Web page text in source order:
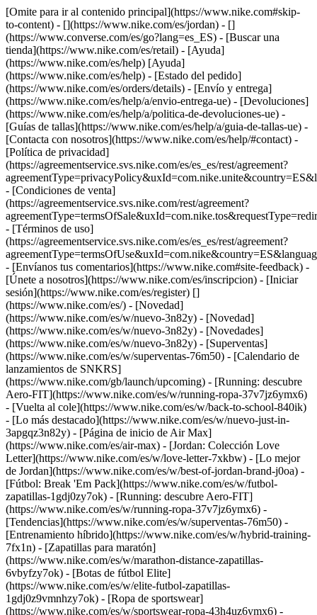
[Omite para ir al contenido principal](https://www.nike.com#skip-
to-content) - [](https://www.nike.com/es/jordan) - []
(https://www.converse.com/es/go?lang=es_ES) - [Buscar una
tienda](https://www.nike.com/es/retail) - [Ayuda]
(https://www.nike.com/es/help) [Ayuda]
(https://www.nike.com/es/help) - [Estado del pedido]
(https://www.nike.com/es/orders/details) - [Envío y entrega]
(https://www.nike.com/es/help/a/envio-entrega-ue) - [Devoluciones]
(https://www.nike.com/es/help/a/politica-de-devoluciones-ue) -
[Guías de tallas](https://www.nike.com/es/help/a/guia-de-tallas-ue) -
[Contacta con nosotros](https://www.nike.com/es/help/#contact) -
[Política de privacidad]
(https://agreementservice.svs.nike.com/es/es_es/rest/agreement?
- [Condiciones de venta]
(https://agreementservice.svs.nike.com/rest/agreement?
- [Términos de uso]
(https://agreementservice.svs.nike.com/es/es_es/rest/agreement?
- [Envíanos tus comentarios](https://www.nike.com#site-feedback) -
[Únete a nosotros](https://www.nike.com/es/inscripcion) - [Iniciar
sesión](https://www.nike.com/es/register) []
(https://www.nike.com/es/) - [Novedad]
(https://www.nike.com/es/w/nuevo-3n82y) - [Novedad]
(https://www.nike.com/es/w/nuevo-3n82y) - [Novedades]
(https://www.nike.com/es/w/nuevo-3n82y) - [Superventas]
(https://www.nike.com/es/w/superventas-76m50) - [Calendario de
lanzamientos de SNKRS]
(https://www.nike.com/gb/launch/upcoming) - [Running: descubre
Aero-FIT](https://www.nike.com/es/w/running-ropa-37v7jz6ymx6)
- [Vuelta al cole](https://www.nike.com/es/w/back-to-school-840ik)
- [Lo más destacado](https://www.nike.com/es/w/nuevo-just-in-
3apgqz3n82y) - [Página de inicio de Air Max]
(https://www.nike.com/es/air-max) - [Jordan: Colección Love
Letter](https://www.nike.com/es/w/love-letter-7xkbw) - [Lo mejor
de Jordan](https://www.nike.com/es/w/best-of-jordan-brand-j0oa) -
[Fútbol: Break 'Em Pack](https://www.nike.com/es/w/futbol-
zapatillas-1gdj0zy7ok) - [Running: descubre Aero-FIT]
(https://www.nike.com/es/w/running-ropa-37v7jz6ymx6) -
[Tendencias](https://www.nike.com/es/w/superventas-76m50) -
[Entrenamiento híbrido](https://www.nike.com/es/w/hybrid-training-
7fx1n) - [Zapatillas para maratón]
(https://www.nike.com/es/w/marathon-distance-zapatillas-
6vbyfzy7ok) - [Botas de fútbol Elite]
(https://www.nike.com/es/w/elite-futbol-zapatillas-
1gdj0z9vmnhzy7ok) - [Ropa de sportswear]
(https://www.nike.com/es/w/sportswear-ropa-43h4uz6ymx6) -